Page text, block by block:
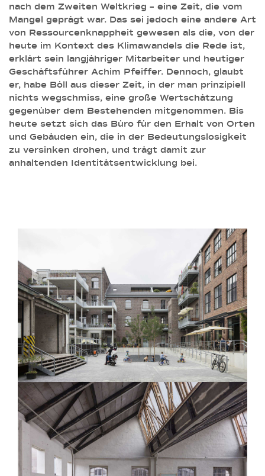
nach dem Zweiten Weltkrieg – eine Zeit, die vom
Mangel geprägt war. Das sei jedoch eine andere Art
von Ressourcenknappheit gewesen als die, von der
heute im Kontext des Klimawandels die Rede ist,
erklärt sein langjähriger Mitarbeiter und heutiger
Geschäftsführer Achim Pfeiffer. Dennoch, glaubt
er, habe Böll aus dieser Zeit, in der man prinzipiell
nichts wegschmiss, eine große Wertschätzung
gegenüber dem Bestehenden mitgenommen. Bis
heute setzt sich das Büro für den Erhalt von Orten
und Gebäuden ein, die in der Bedeutungslosigkeit
zu versinken drohen, und trägt damit zur
anhaltenden Identitätsentwicklung bei.